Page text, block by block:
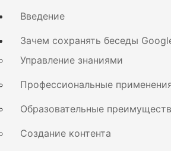
Введение
Зачем сохранять беседы
Управление знаниями
Профессиональные
Образовательные
Создание контента